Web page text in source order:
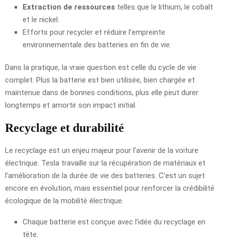
Extraction de ressources telles que le lithium, le cobalt
et le nickel.
Efforts pour recycler et réduire l’empreinte
environnementale des batteries en fin de vie.
Dans la pratique, la vraie question est celle du cycle de vie
complet. Plus la batterie est bien utilisée, bien chargée et
maintenue dans de bonnes conditions, plus elle peut durer
longtemps et amortir son impact initial.
Recyclage et durabilité
Le recyclage est un enjeu majeur pour l’avenir de la voiture
électrique. Tesla travaille sur la récupération de matériaux et
l’amélioration de la durée de vie des batteries. C’est un sujet
encore en évolution, mais essentiel pour renforcer la crédibilité
écologique de la mobilité électrique.
Chaque batterie est conçue avec l’idée du recyclage en
tête.